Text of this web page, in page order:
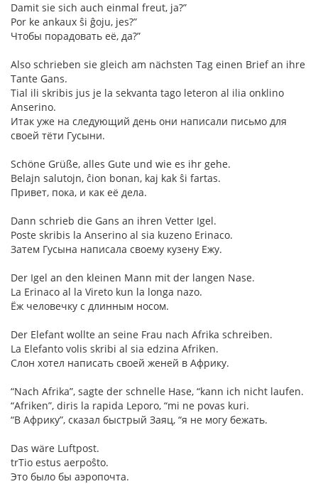
Damit sie sich auch einmal freut, ja?”
Por ke ankaux ŝi ĝoju, jes?”
Чтобы порадовать её, да?”
Also schrieben sie gleich am nächsten Tag einen Brief an ihre
Tante Gans.
Tial ili skribis jus je la sekvanta tago leteron al ilia onklino
Anserino.
Итак уже на следующий день они написали письмо для
своей тёти Гусыни.
Schöne Grüße, alles Gute und wie es ihr gehe.
Belajn salutojn, ĉion bonan, kaj kak ŝi fartas.
Привет, пока, и как её дела.
Dann schrieb die Gans an ihren Vetter Igel.
Poste skribis la Anserino al sia kuzeno Erinaco.
Затем Гусына написала своему кузену Ежу.
Der Igel an den kleinen Mann mit der langen Nase.
La Erinaco al la Vireto kun la longa nazo.
Ёж человечку с длинным носом.
Der Elefant wollte an seine Frau nach Afrika schreiben.
La Elefanto volis skribi al sia edzina Afriken.
Слон хотел написать своей женей в Африку.
“Nach Afrika”, sagte der schnelle Hase, “kann ich nicht laufen.
“Afriken”, diris la rapida Leporo, “mi ne povas kuri.
“В Африку”, сказал быстрый Заяц, “я не могу бежать.
Das wäre Luftpost.
trTio estus aerpoŝto.
Это было бы аэропочта.